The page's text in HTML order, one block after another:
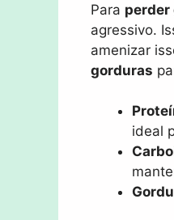
Para perder
agressivo.
amenizar
gorduras
ideal